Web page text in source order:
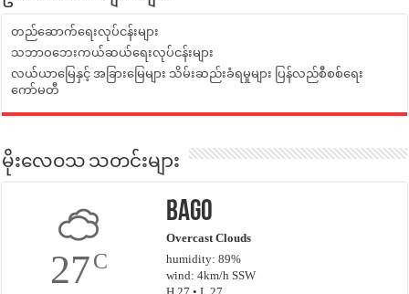
တည်ဆောက်ရေးလုပ်ငန်းများ
သဘာဝဘေးကယ်ဆယ်ရေးလုပ်ငန်းများ
လယ်ယာမြေနှင့် အခြားမြေများ သိမ်းဆည်းခံရမှုများ ပြန်လည်စီစစ်ရေး
ကော်မတီ
မိုးလေဝသ သတင်းများ
27C
Bago
Overcast Clouds
humidity: 89%
wind: 4km/h SSW